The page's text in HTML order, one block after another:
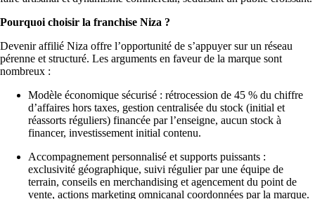
Pourquoi choisir la franchise Niza ?
Devenir affilié Niza offre l’opportunité de s’appuyer sur un réseau
pérenne et structuré. Les arguments en faveur de la marque sont
nombreux :
Modèle économique sécurisé : rétrocession de 45 % du chiffre
d’affaires hors taxes, gestion centralisée du stock (initial et
réassorts réguliers) financée par l’enseigne, aucun stock à
financer, investissement initial contenu.
Accompagnement personnalisé et supports puissants :
exclusivité géographique, suivi régulier par une équipe de
terrain, conseils en merchandising et agencement du point de
vente, actions marketing omnicanal coordonnées par la marque.